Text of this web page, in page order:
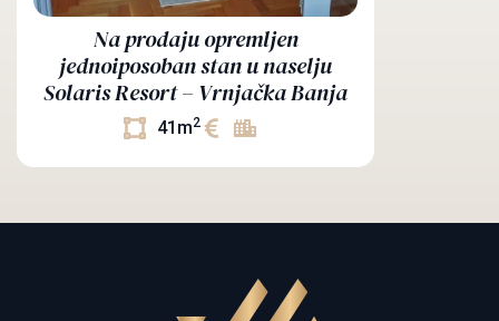
Na prodaju opremljen
jednoiposoban stan u naselju
Solaris Resort – Vrnjačka Banja
41m2